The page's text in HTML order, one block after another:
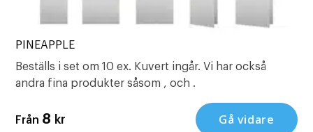
PINEAPPLE
Beställs i set om 10 ex. Kuvert ingår. Vi har också
andra fina produkter såsom , och .
Från 8 kr Gå vidare